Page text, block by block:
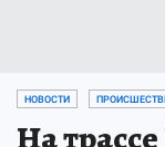
НОВОСТИ
На